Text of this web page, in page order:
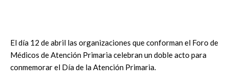
El día 12 de abril las organizaciones que conforman el Foro de
Médicos de Atención Primaria celebran un doble acto para
conmemorar el Día de la Atención Primaria.